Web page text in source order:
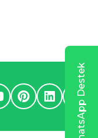
WhatsApp Destek